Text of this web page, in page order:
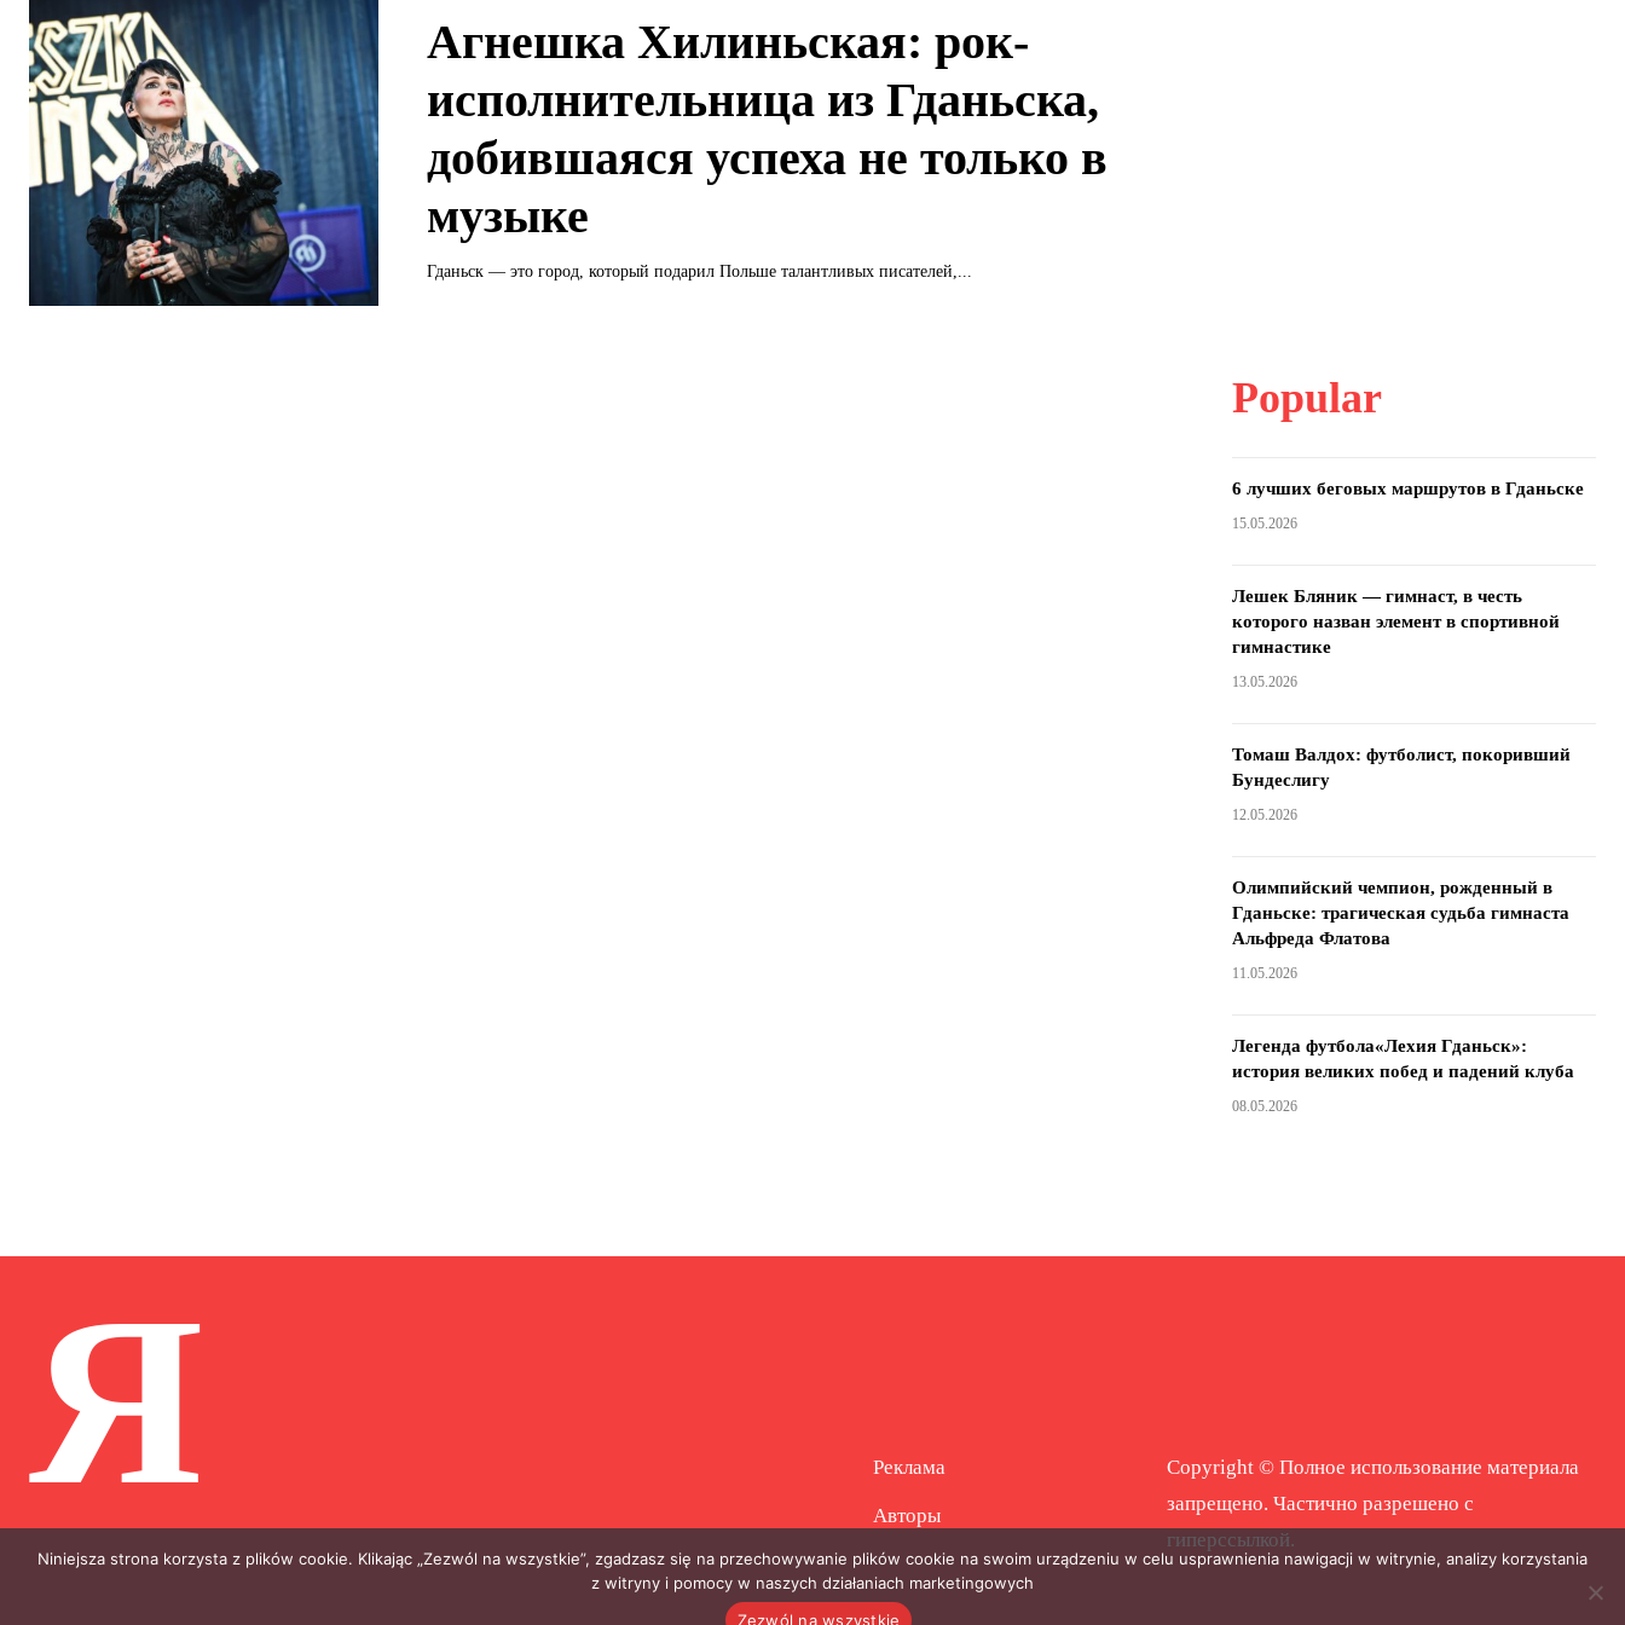
Агнешка Хилиньская: рок-
исполнительница из Гданьска,
добившаяся успеха не только в
музыке
Гданьск — это город, который подарил Польше талантливых писателей,...
Popular
6 лучших беговых маршрутов в Гданьске
15.05.2026
Лешек Бляник — гимнаст, в честь
которого назван элемент в спортивной
гимнастике
13.05.2026
Томаш Валдох: футболист, покоривший
Бундеслигу
12.05.2026
Олимпийский чемпион, рожденный в
Гданьске: трагическая судьба гимнаста
Альфреда Флатова
11.05.2026
Легенда футбола«Лехия Гданьск»:
история великих побед и падений клуба
08.05.2026
Я Реклама
Авторы
Copyright © Полное использование материала
запрещено. Частично разрешено с
гиперссылкой.
Niniejsza strona korzysta z plików cookie. Klikając „Zezwól na wszystkie”, zgadzasz się na przechowywanie plików cookie na swoim urządzeniu w celu usprawnienia nawigacji w witrynie, analizy korzystania
z witryny i pomocy w naszych działaniach marketingowych
Zezwól na wszystkie